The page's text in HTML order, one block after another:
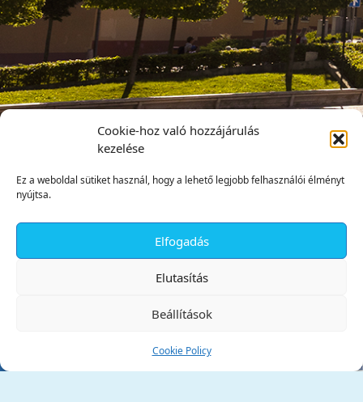
Cookie-hoz való hozzájárulás
kezelése
Ez a weboldal sütiket használ, hogy a lehető legjobb felhasználói élményt
nyújtsa.
Elfogadás
Elutasítás
Beállítások
Cookie Policy
Tata Város Önkormányzata
✕